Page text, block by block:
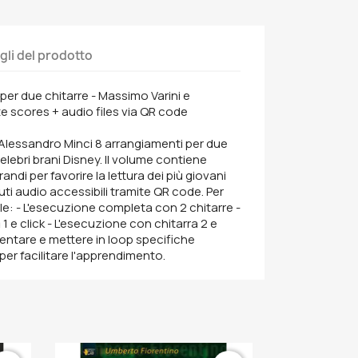
del prodotto
due chitarre - Massimo Varini e
scores + audio files via QR code
Minci 8 arrangiamenti per due
brani Disney. Il volume contiene
per favorire la lettura dei più giovani
audio accessibili tramite QR code. Per
- L'esecuzione completa con 2 chitarre -
e click - L'esecuzione con chitarra 2 e
e mettere in loop specifiche
facilitare l'apprendimento.